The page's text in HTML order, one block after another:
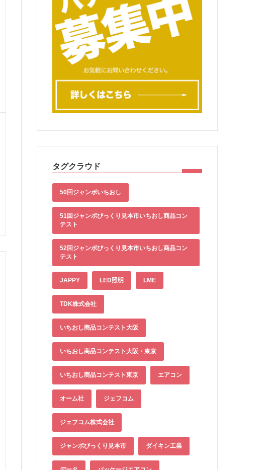
タグクラウド
50回ジャンボいちおし
51回ジャンボびっくり見本市いちおし商品コン
テスト
52回ジャンボびっくり見本市いちおし商品コン
テスト
JAPPY LED照明 LME
TDK株式会社
いちおし商品コンテスト大阪
いちおし商品コンテスト大阪・東京
いちおし商品コンテスト東京 エアコン
オーム社 ジェフコム
ジェフコム株式会社
ジャンボびっくり見本市 ダイキン工業